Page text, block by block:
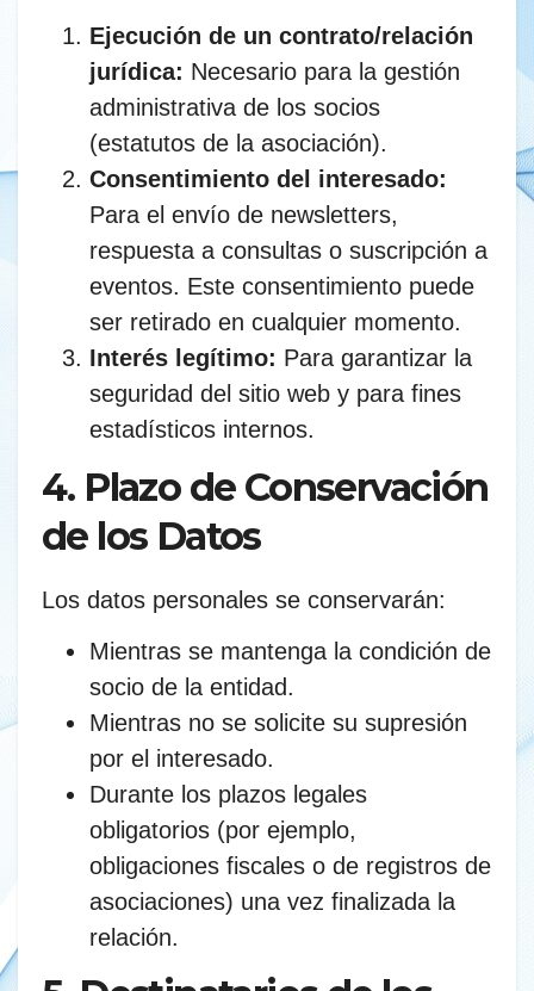
Ejecución de un contrato/relación
jurídica: Necesario para la gestión
administrativa de los socios
(estatutos de la asociación).
Consentimiento del interesado:
Para el envío de newsletters,
respuesta a consultas o suscripción a
eventos. Este consentimiento puede
ser retirado en cualquier momento.
Interés legítimo: Para garantizar la
seguridad del sitio web y para fines
estadísticos internos.
4. Plazo de Conservación
de los Datos
Los datos personales se conservarán:
Mientras se mantenga la condición de
socio de la entidad.
Mientras no se solicite su supresión
por el interesado.
Durante los plazos legales
obligatorios (por ejemplo,
obligaciones fiscales o de registros de
asociaciones) una vez finalizada la
relación.